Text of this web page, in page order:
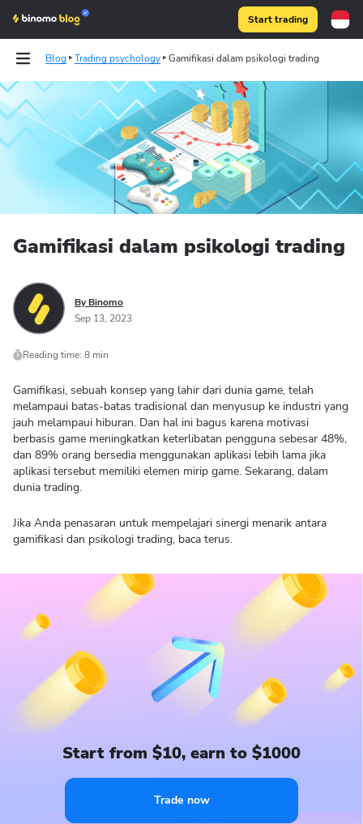
Start trading
Blog Trading psychology Gamifikasi dalam psikologi trading
Binomo on Telegram
Gamifikasi dalam psikologi trading
By Binomo
Sep 13, 2023
Reading time: 8 min
Gamifikasi, sebuah konsep yang lahir dari dunia game, telah
melampaui batas-batas tradisional dan menyusup ke industri yang
jauh melampaui hiburan. Dan hal ini bagus karena motivasi
berbasis game meningkatkan keterlibatan pengguna sebesar 48%,
dan 89% orang bersedia menggunakan aplikasi lebih lama jika
aplikasi tersebut memiliki elemen mirip game. Sekarang, dalam
dunia trading.
Jika Anda penasaran untuk mempelajari sinergi menarik antara
gamifikasi dan psikologi trading, baca terus.
Start from $10, earn to $1000
Trade now